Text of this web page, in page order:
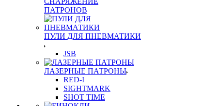
ПАТРОНОВ
ПУЛИ ДЛЯ ПНЕВМАТИКИ
JSB
ЛАЗЕРНЫЕ ПАТРОНЫ
RED-I
SIGHTMARK
SHOT TIME